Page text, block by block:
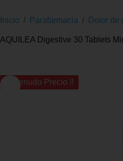
Inicio / Parafarmacia / Dolor de
AQUILEA Digestive 30 Tablets
¡¡ Menudo Precio !!